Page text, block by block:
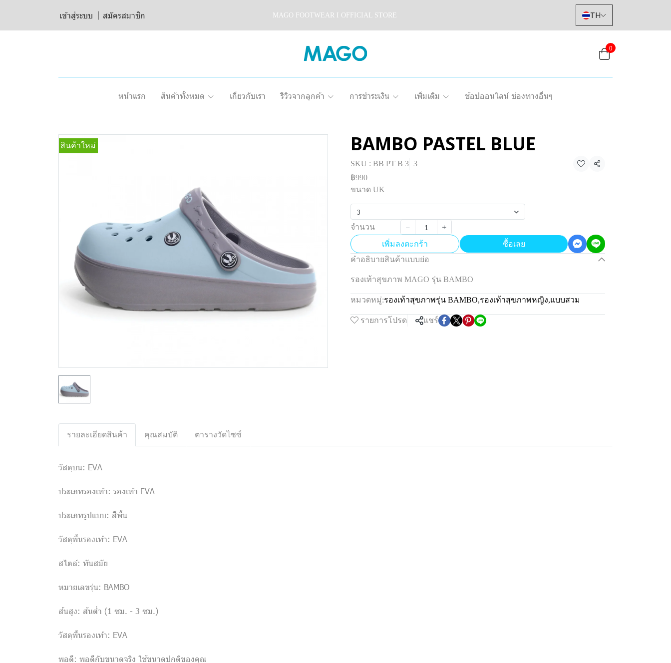
เข้าสู่ระบบ สมัครสมาชิก MAGO FOOTWEAR I OFFICIAL STORE TH
0
หน้าแรก สินค้าทั้งหมด เกี่ยวกับเรา รีวิวจากลูกค้า การชำระเงิน เพิ่มเติม ช้อปออนไลน์ ช่องทางอื่นๆ
สินค้าใหม่ BAMBO PASTEL BLUE
SKU : BB PT B 3 3
แชร์
฿990
ขนาด UK
3
จำนวน
เพิ่มลงตะกร้า
ซื้อเลย
คำอธิบายสินค้าแบบย่อ
รองเท้าสุขภาพ MAGO รุ่น BAMBO
หมวดหมู่:รองเท้าสุขภาพรุ่น BAMBO,รองเท้าสุขภาพหญิง,แบบสวม
รายการโปรด แชร์
รายละเอียดสินค้า คุณสมบัติ ตารางวัดไซซ์
วัสดุบน: EVA
ประเภทรองเท้า: รองเท้า EVA
ประเภทรูปแบบ: สีพื้น
วัสดุพื้นรองเท้า: EVA
สไตล์: ทันสมัย
หมายเลขรุ่น: BAMBO
ส้นสูง: ส้นต่ำ (1 ซม. - 3 ซม.)
วัสดุพื้นรองเท้า: EVA
พอดี: พอดีกับขนาดจริง ใช้ขนาดปกติของคุณ